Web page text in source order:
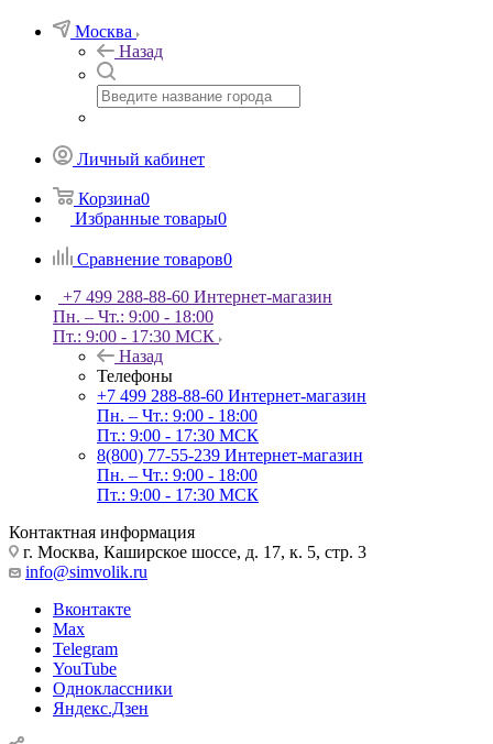
Москва
Назад
Личный кабинет
Корзина0
Избранные товары0
Сравнение товаров0
+7 499 288-88-60 Интернет-магазин
Пн. – Чт.: 9:00 - 18:00
Пт.: 9:00 - 17:30 МСК
Назад
Телефоны
+7 499 288-88-60 Интернет-магазин
Пн. – Чт.: 9:00 - 18:00
Пт.: 9:00 - 17:30 МСК
8(800) 77-55-239 Интернет-магазин
Пн. – Чт.: 9:00 - 18:00
Пт.: 9:00 - 17:30 МСК
Контактная информация
г. Москва, Каширское шоссе, д. 17, к. 5, стр. 3
info@simvolik.ru
Вконтакте
Max
Telegram
YouTube
Одноклассники
Яндекс.Дзен